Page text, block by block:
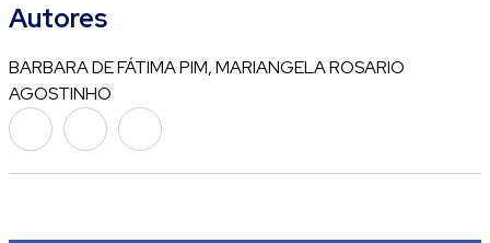
Autores
BARBARA DE FÁTIMA PIM, MARIANGELA ROSARIO
AGOSTINHO